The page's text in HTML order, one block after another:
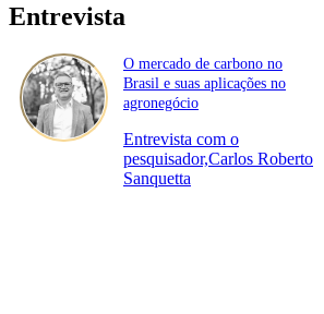
Entrevista
O mercado de carbono no
Brasil e suas aplicações no
agronegócio
Entrevista com o
pesquisador,Carlos Roberto
Sanquetta